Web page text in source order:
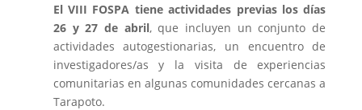
El VIII FOSPA tiene actividades previas los días
26 y 27 de abril, que incluyen un conjunto de
actividades autogestionarias, un encuentro de
investigadores/as y la visita de experiencias
comunitarias en algunas comunidades cercanas a
Tarapoto.